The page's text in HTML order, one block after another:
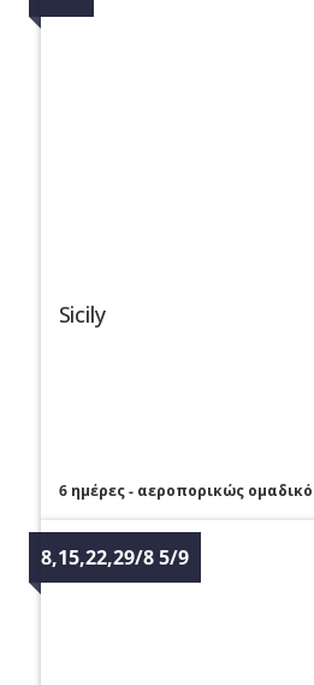
Sicily
6 ημέρες - αεροπορικώς ομαδικό
8,15,22,29/8 5/9